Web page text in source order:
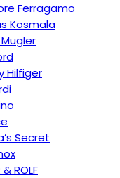
Ferragamo
Kosmala
Hilfiger
Secret
ROLF